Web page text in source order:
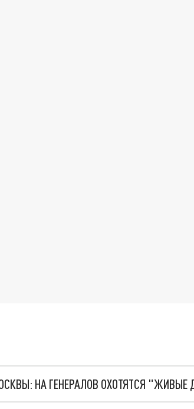
НА ГЕНЕРАЛОВ ОХОТЯТСЯ